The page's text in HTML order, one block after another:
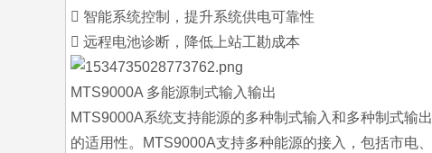
 智能系统控制，提升系统供电可靠性
 远程电池诊断，降低上站工勘成本
MTS9000A 多能源制式输入输出
MTS9000A系统支持能源的多种制式输入和多种制式输
的适用性。MTS9000A支持多种能源的接入，包括市电